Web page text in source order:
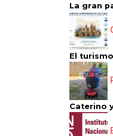
La gran
El
Caterino